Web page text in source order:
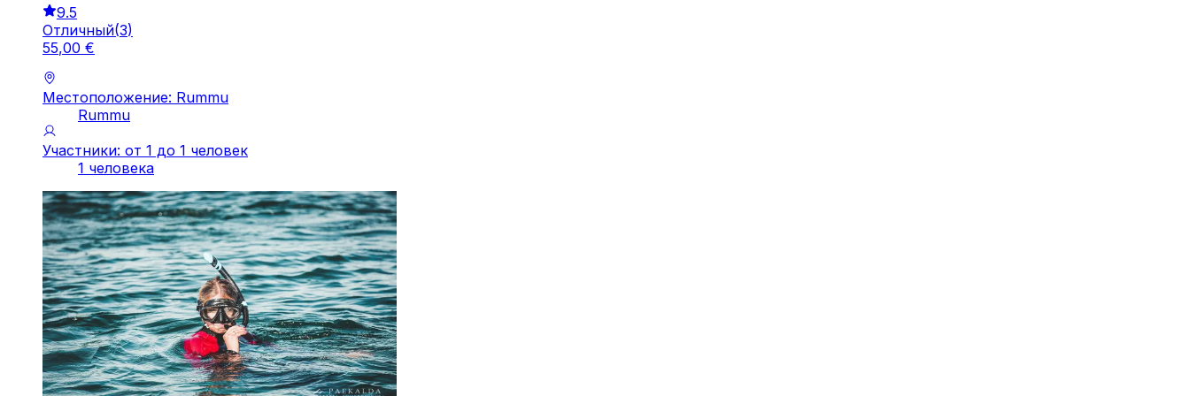
9.5
Отличный(3)
55,00 €
Местоположение: Rummu
Rummu
Участники: от 1 до 1 человек
1 человека